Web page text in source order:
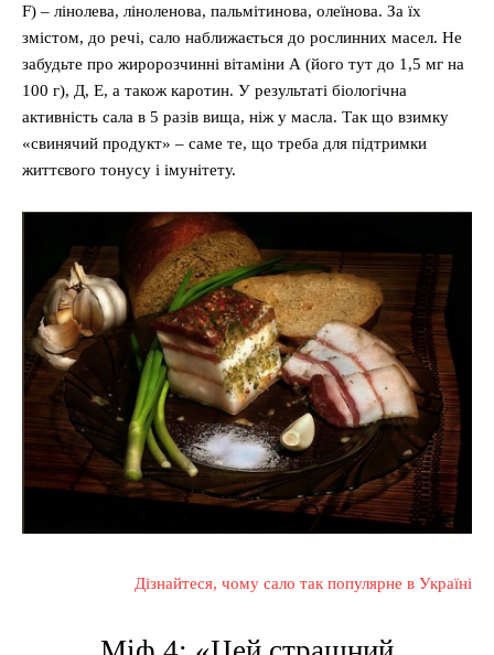
F) – лінолева, ліноленова, пальмітинова, олеїнова. За їх
змістом, до речі, сало наближається до рослинних масел. Не
забудьте про жиророзчинні вітаміни А (його тут до 1,5 мг на
100 г), Д, Е, а також каротин. У результаті біологічна
активність сала в 5 разів вища, ніж у масла. Так що взимку
«свинячий продукт» – саме те, що треба для підтримки
життєвого тонусу і імунітету.
Дізнайтеся, чому сало так популярне в Україні